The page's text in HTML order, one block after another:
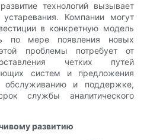
технологий вызывает
Компании могут
в конкретную модель
по мере появления новых
проблемы потребует от
четких путей
систем и предложения
обслуживанию и поддержке,
службы аналитического
развитию